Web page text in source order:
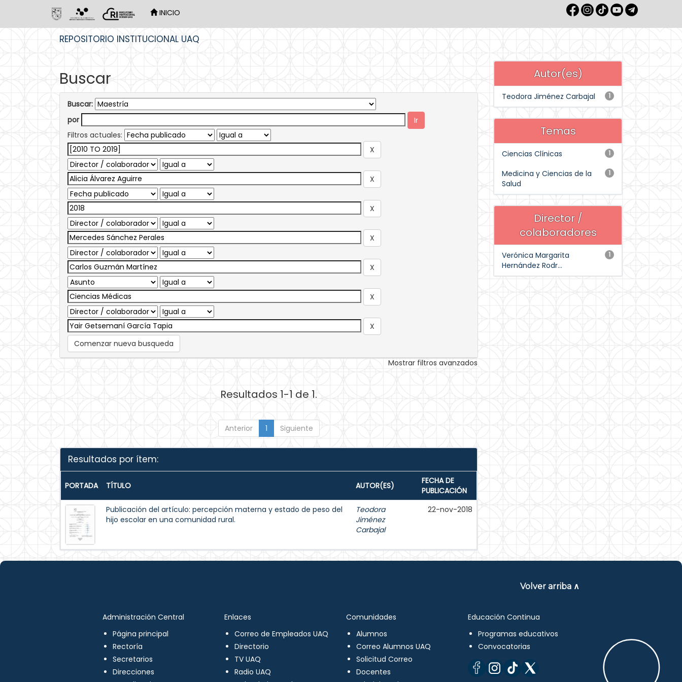
INICIO
REPOSITORIO INSTITUCIONAL UAQ
Buscar
Buscar:
por
Filtros actuales:
Comenzar nueva busqueda
Mostrar filtros avanzados
Resultados 1-1 de 1.
Anterior 1 Siguiente
Resultados por ítem:
PORTADA TÍTULO AUTOR(ES)
FECHA DE
PUBLICACIÓN
Publicación del artículo: percepción materna y estado de peso del
hijo escolar en una comunidad rural.
Teodora
Jiménez
Carbajal
22-nov-2018
Autor(es)
1
Teodora Jiménez Carbajal
Temas
1
Ciencias Clínicas
1
Medicina y Ciencias de la
Salud
Director /
colaboradores
1
Verónica Margarita
Hernández Rodr...
Volver arriba ∧
Administración Central
Página principal
Rectoría
Secretarios
Direcciones
Enlaces
Correo de Empleados UAQ
Directorio
TV UAQ
Radio UAQ
Comunidades
Alumnos
Correo Alumnos UAQ
Solicitud Correo
Docentes
Educación Continua
Programas educativos
Convocatorias